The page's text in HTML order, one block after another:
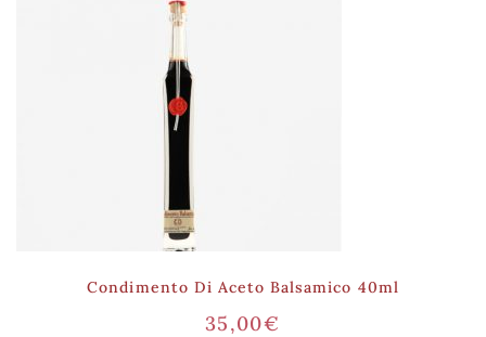
Condimento Di Aceto Balsamico 40ml
35,00€